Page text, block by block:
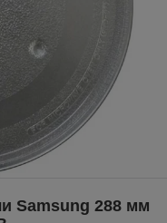
Samsung 288 мм